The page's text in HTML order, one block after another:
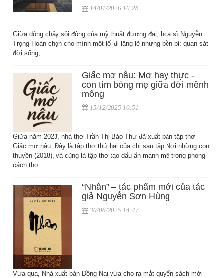
14/01/2026 16:28
Giữa dòng chảy sôi động của mỹ thuật đương đại, họa sĩ Nguyễn
Trọng Hoàn chọn cho mình một lối đi lặng lẽ nhưng bền bỉ: quan sát
đời sống,...
Giấc mơ nâu: Mơ hay thực -
con tìm bóng mẹ giữa đời mênh
mông
15/12/2025 10:51
Giữa năm 2023, nhà thơ Trần Thị Bảo Thư đã xuất bản tập thơ
Giấc mơ nâu. Đây là tập thơ thứ hai của chị sau tập Nơi những con
thuyền (2018), và cũng là tập thơ tạo dấu ấn mạnh mẽ trong phong
cách thơ...
“Nhân” – tác phẩm mới của tác
giả Nguyễn Sơn Hùng
30/08/2025 14:47
Vừa qua, Nhà xuất bản Đồng Nai vừa cho ra mắt quyển sách mới